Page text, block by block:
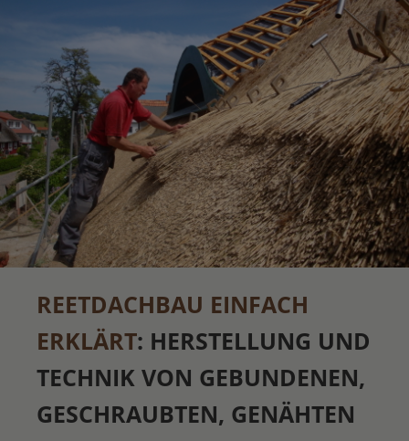
REETDACHBAU EINFACH
ERKLÄRT: HERSTELLUNG UND
TECHNIK VON GEBUNDENEN,
GESCHRAUBTEN, GENÄHTEN